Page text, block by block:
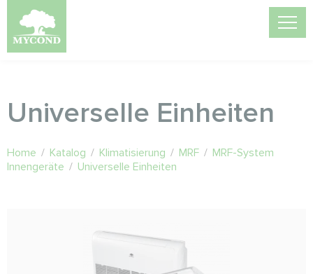
Universelle Einheiten
Home / Katalog / Klimatisierung / MRF / MRF-System
Innengeräte / Universelle Einheiten